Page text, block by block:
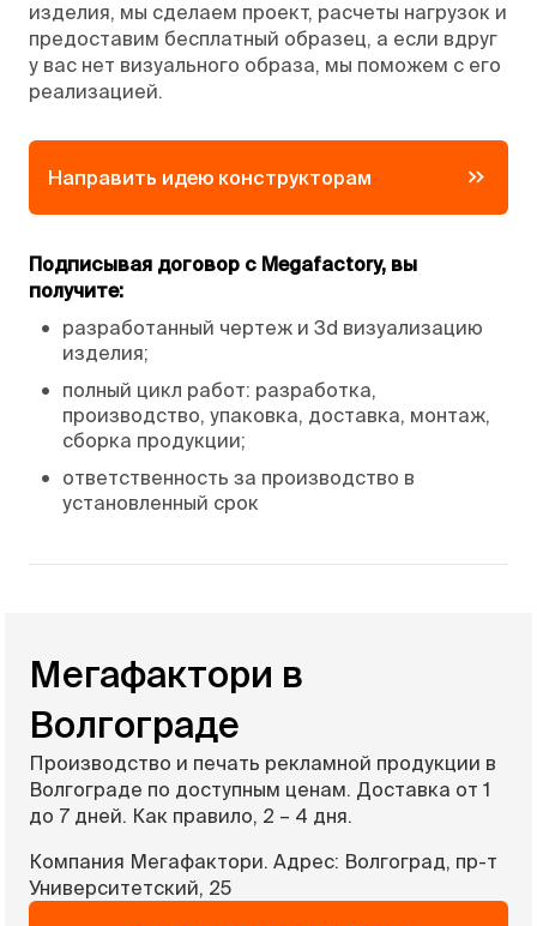
изделия, мы сделаем проект, расчеты нагрузок и
предоставим бесплатный образец, а если вдруг
у вас нет визуального образа, мы поможем с его
реализацией.
Направить идею конструкторам
Подписывая договор с Megafactory, вы
получите:
•
разработанный чертеж и 3d визуализацию
изделия;
•
полный цикл работ: разработка,
производство, упаковка, доставка, монтаж,
сборка продукции;
•
ответственность за производство в
установленный срок
Мегафактори в
Волгограде
Производство и печать рекламной продукции в
Волгограде по доступным ценам. Доставка от 1
до 7 дней. Как правило, 2 – 4 дня.
Компания Мегафактори. Адрес: Волгоград, пр-т
Университетский, 25